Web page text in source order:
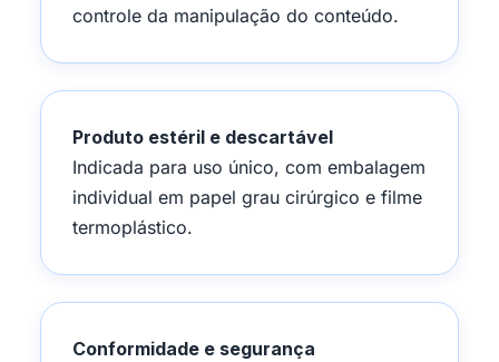
controle da manipulação do conteúdo.
Produto estéril e descartável
Indicada para uso único, com embalagem
individual em papel grau cirúrgico e filme
termoplástico.
Conformidade e segurança